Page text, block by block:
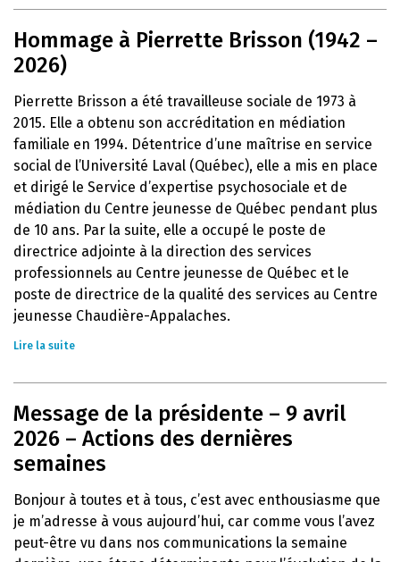
Hommage à Pierrette Brisson (1942 –
2026)
Pierrette Brisson a été travailleuse sociale de 1973 à
2015. Elle a obtenu son accréditation en médiation
familiale en 1994. Détentrice d’une maîtrise en service
social de l’Université Laval (Québec), elle a mis en place
et dirigé le Service d’expertise psychosociale et de
médiation du Centre jeunesse de Québec pendant plus
de 10 ans. Par la suite, elle a occupé le poste de
directrice adjointe à la direction des services
professionnels au Centre jeunesse de Québec et le
poste de directrice de la qualité des services au Centre
jeunesse Chaudière-Appalaches.
Lire la suite
Message de la présidente – 9 avril
2026 – Actions des dernières
semaines
Bonjour à toutes et à tous, c’est avec enthousiasme que
je m’adresse à vous aujourd’hui, car comme vous l’avez
peut-être vu dans nos communications la semaine